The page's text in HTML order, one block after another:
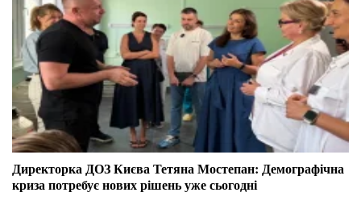
Директорка ДОЗ Києва Тетяна Мостепан: Демографічна
криза потребує нових рішень уже сьогодні